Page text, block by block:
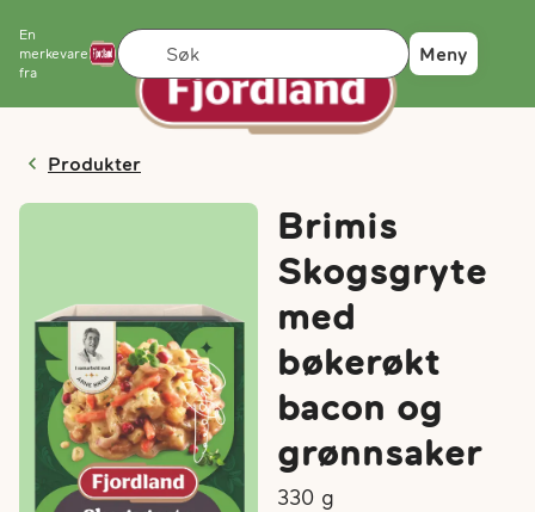
En
merkevare
fra
Søk
Meny
Produkter
Brimis
Skogsgryte
med
bøkerøkt
bacon og
grønnsaker
330 g